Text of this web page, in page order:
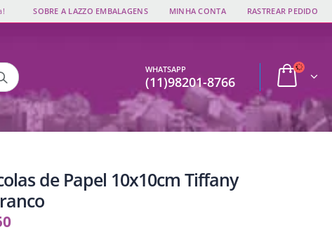
SOBRE A LAZZO EMBALAGENS MINHA CONTA RASTREAR PEDIDO
WHATSAPP
(11)98201-8766
de Papel 10x10cm Tiffany